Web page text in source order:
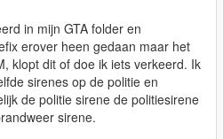
in mijn GTA folder en
erover heen gedaan maar het
klopt dit of doe ik iets verkeerd. Ik
sirenes op de politie en
de politie sirene de politiesirene
sirene.